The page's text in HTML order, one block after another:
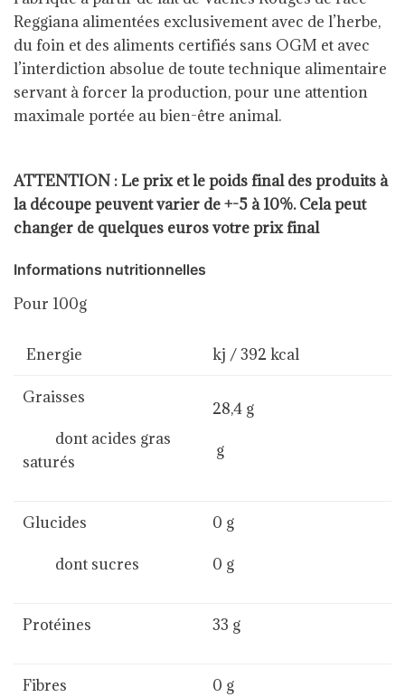
Reggiana alimentées exclusivement avec de l’herbe,
du foin et des aliments certifiés sans OGM et avec
l’interdiction absolue de toute technique alimentaire
servant à forcer la production, pour une attention
maximale portée au bien-être animal.
ATTENTION : Le prix et le poids final des produits à
la découpe peuvent varier de +-5 à 10%. Cela peut
changer de quelques euros votre prix final
Informations nutritionnelles
Pour 100g
Energie kj / 392 kcal
Graisses
dont acides gras
saturés
28,4 g
g
Glucides
dont sucres
0 g
0 g
Protéines 33 g
Fibres 0 g